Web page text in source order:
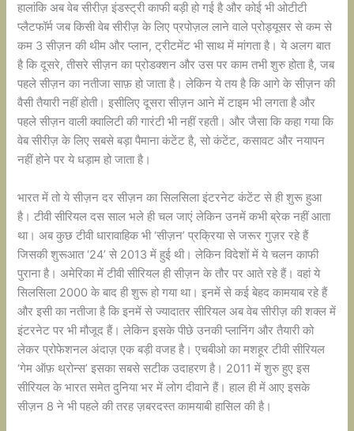
हालांकि अब वेब सीरीज़ इंडस्ट्री काफी बड़ी हो गई है और कोई भी ओटीटी
प्लैटफॉर्म जब किसी वेब सीरीज़ के लिए प्रपोज़ल लाने वाले प्रोड्यूसर से कम से
कम 3 सीज़न की थीम और प्लान, ट्रीटमेंट भी साथ में मांगता है। ये अलग बात
है कि दूसरे, तीसरे सीज़न का प्रोडक्शन और उस पर काम तभी शुरु होता है, जब
पहले सीज़न का नतीजा साफ़ हो जाता है। लेकिन ये तय है कि आगे के सीज़न की
वैसी तैयारी नहीं होती। इसीलिए दूसरा सीज़न आने में टाइम भी लगता है और
पहले सीज़न वाली क्वालिटी की गारंटी भी नहीं रहती। और जैसा कि कहा गया कि
वेब सीरीज़ के लिए सबसे बड़ा पैमाना कंटेंट है, सो कंटेंट, कसावट और नयापन
नहीं होने पर ये धड़ाम हो जाता है।
भारत में तो ये सीज़न दर सीज़न का सिलसिला इंटरनेट कंटेंट से ही शुरू हुआ
है। टीवी सीरियल दस साल भले ही चल जाएं लेकिन उनमें कभी ब्रेक नहीं आता
था। अब कुछ टीवी धारावाहिक भी ‘सीज़न’ प्रक्रिया से जरूर गुज़र रहे हैं
जिसकी शुरूआत ‘24’ से 2013 में हुई थी। लेकिन विदेशों में ये चलन काफी
पुराना है। अमेरिका में टीवी सीरियल ही सीज़न के तौर पर आते रहे हैं। वहां ये
सिलसिला 2000 के बाद ही शुरू हो गया था। इनमें से कई बेहद कामयाब रहे हैं
और इसी का नतीजा है कि इनमें से ज्यादातर सीरियल अब वेब सीरीज़ की शक्ल में
इंटरनेट पर भी मौजूद हैं। लेकिन इसके पीछे उनकी प्लानिंग और तैयारी को
लेकर प्रोफेशनल अंदाज़ एक बड़ी वजह है। एचबीओ का मशहूर टीवी सीरियल
‘गेम ऑफ़ थ्रोन्स’ इसका सबसे सटीक उदाहरण है। 2011 में शुरु हुए इस
सीरियल के भारत समेत दुनिया भर में लोग दीवाने हैं। हाल ही में आए इसके
सीज़न 8 ने भी पहले की तरह ज़बरदस्त कामयाबी हासिल की है।